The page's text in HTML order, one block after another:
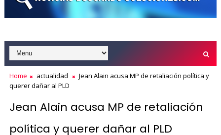
Home actualidad
Jean Alain acusa MP de retaliación política y
querer dañar al PLD
Jean Alain acusa MP de retaliación
política y querer dañar al PLD